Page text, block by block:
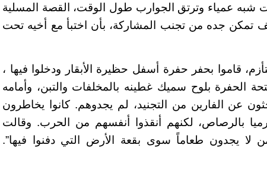
شبه عمياء وترتق الجوارب طول الوقت، القصة المسلية
تمكن جده من تجنب المشاركة، بأن اختبأ مع أخيه تحت
قاموا بحفر حفرة أسفل حظيرة الأبقار ودخلوا فيها ،
الحفرة بلوح سميك غطينه بالمخلفات والتبن، وأمامه
عن الفارين من التجنيد، لم يجدوهم. كانوا يخاطرون
بالرصاص، لكنهم أنقذوا أنفسهم من الحرب. وقالت
لا يجدون طعاماً سوى بقعة الأرض التي دفنوا فيها”.